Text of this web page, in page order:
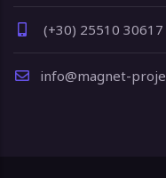
(+30) 25510 30617
info@magnet-